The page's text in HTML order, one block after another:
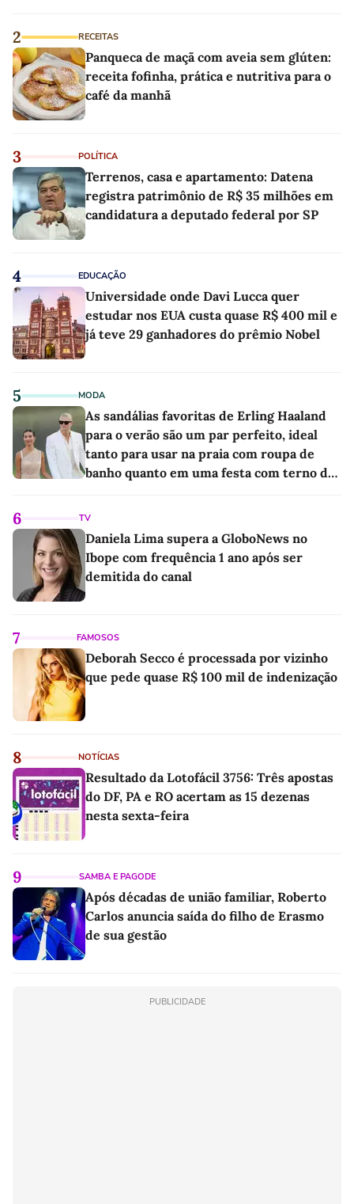
2 RECEITAS
Panqueca de maçã com aveia sem glúten:
receita fofinha, prática e nutritiva para o
café da manhã
3 POLÍTICA
Terrenos, casa e apartamento: Datena
registra patrimônio de R$ 35 milhões em
candidatura a deputado federal por SP
4 EDUCAÇÃO
Universidade onde Davi Lucca quer
estudar nos EUA custa quase R$ 400 mil e
já teve 29 ganhadores do prêmio Nobel
5 MODA
As sandálias favoritas de Erling Haaland
para o verão são um par perfeito, ideal
tanto para usar na praia com roupa de
banho quanto em uma festa com terno de
6 TV
Daniela Lima supera a GloboNews no
Ibope com frequência 1 ano após ser
demitida do canal
7 FAMOSOS
Deborah Secco é processada por vizinho
que pede quase R$ 100 mil de indenização
8 NOTÍCIAS
Resultado da Lotofácil 3756: Três apostas
do DF, PA e RO acertam as 15 dezenas
nesta sexta-feira
9 SAMBA E PAGODE
Após décadas de união familiar, Roberto
Carlos anuncia saída do filho de Erasmo
de sua gestão
PUBLICIDADE